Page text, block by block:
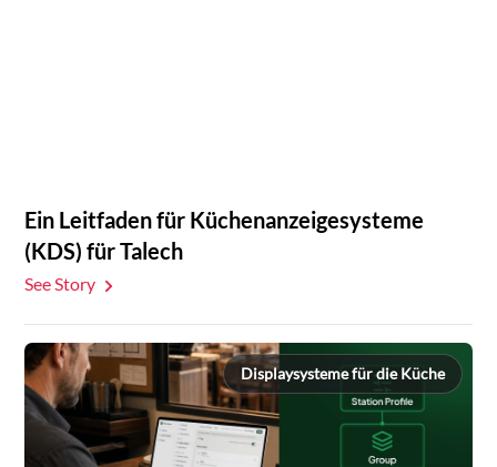
Ein Leitfaden für Küchenanzeigesysteme
(KDS) für Talech
See Story
Displaysysteme für die Küche